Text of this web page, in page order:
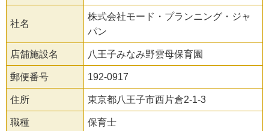
社名
株式会社モード・プランニング・ジャ
パン
店舗施設名 八王子みなみ野雲母保育園
郵便番号 192-0917
住所 東京都八王子市西片倉2-1-3
職種 保育士